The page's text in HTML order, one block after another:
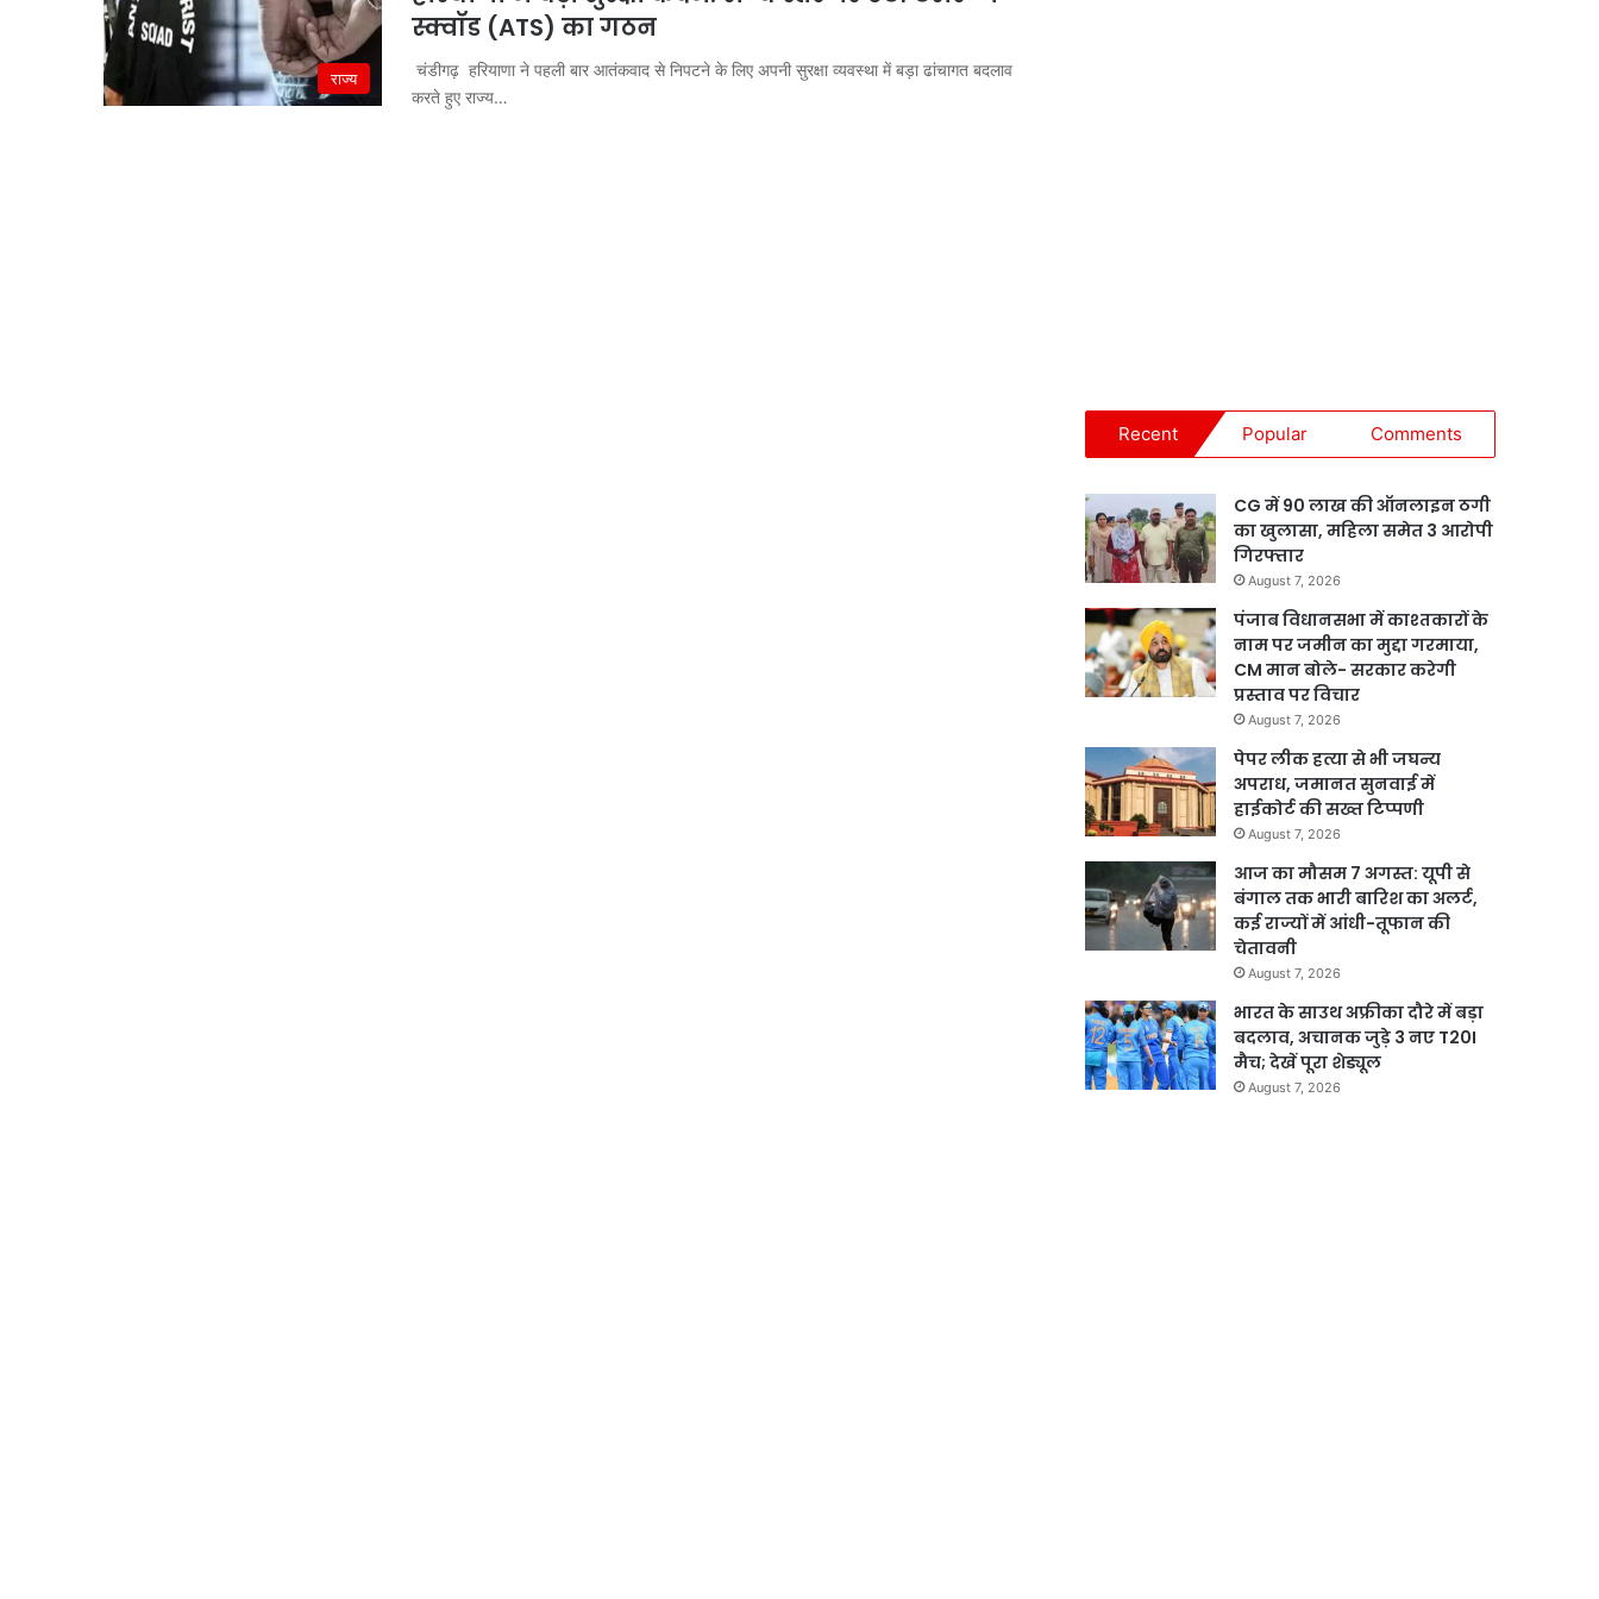
राज्य
स्क्वॉड (ATS) का गठन
चंडीगढ़ हरियाणा ने पहली बार आतंकवाद से निपटने के लिए अपनी सुरक्षा व्यवस्था में बड़ा ढांचागत बदलाव
करते हुए राज्य…
Recent Popular Comments
CG में 90 लाख की ऑनलाइन ठगी
का खुलासा, महिला समेत 3 आरोपी
गिरफ्तार
August 7, 2026
पंजाब विधानसभा में काश्तकारों के
नाम पर जमीन का मुद्दा गरमाया,
CM मान बोले- सरकार करेगी
प्रस्ताव पर विचार
August 7, 2026
पेपर लीक हत्या से भी जघन्य
अपराध, जमानत सुनवाई में
हाईकोर्ट की सख्त टिप्पणी
August 7, 2026
आज का मौसम 7 अगस्त: यूपी से
बंगाल तक भारी बारिश का अलर्ट,
कई राज्यों में आंधी-तूफान की
चेतावनी
August 7, 2026
भारत के साउथ अफ्रीका दौरे में बड़ा
बदलाव, अचानक जुड़े 3 नए T20I
मैच; देखें पूरा शेड्यूल
August 7, 2026